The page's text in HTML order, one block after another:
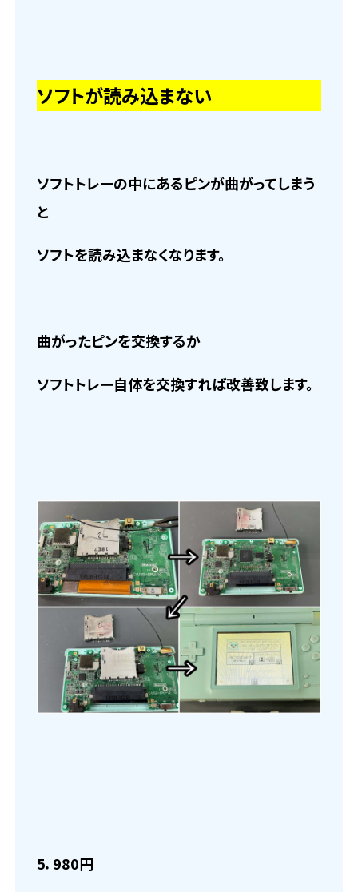
ソフトが読み込まない
ソフトトレーの中にあるピンが曲がってしまう
と
ソフトを読み込まなくなります。
曲がったピンを交換するか
ソフトトレー自体を交換すれば改善致します。
5．980円